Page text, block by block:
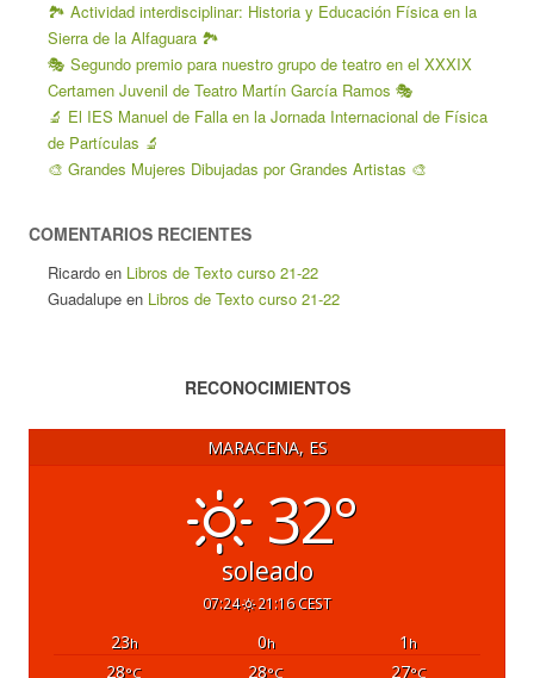
🏞️ Actividad interdisciplinar: Historia y Educación Física en la
Sierra de la Alfaguara 🏞️
🎭 Segundo premio para nuestro grupo de teatro en el XXXIX
Certamen Juvenil de Teatro Martín García Ramos 🎭
🔬 El IES Manuel de Falla en la Jornada Internacional de Física
de Partículas 🔬
🎨 Grandes Mujeres Dibujadas por Grandes Artistas 🎨
COMENTARIOS RECIENTES
Ricardo en Libros de Texto curso 21-22
Guadalupe en Libros de Texto curso 21-22
RECONOCIMIENTOS
MARACENA, ES
32°
soleado
07:24 21:16 CEST
23h 0h 1 h
28°C 28°C 27°C